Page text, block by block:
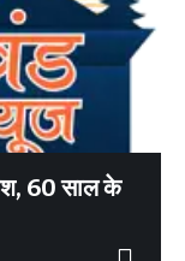
60 साल के